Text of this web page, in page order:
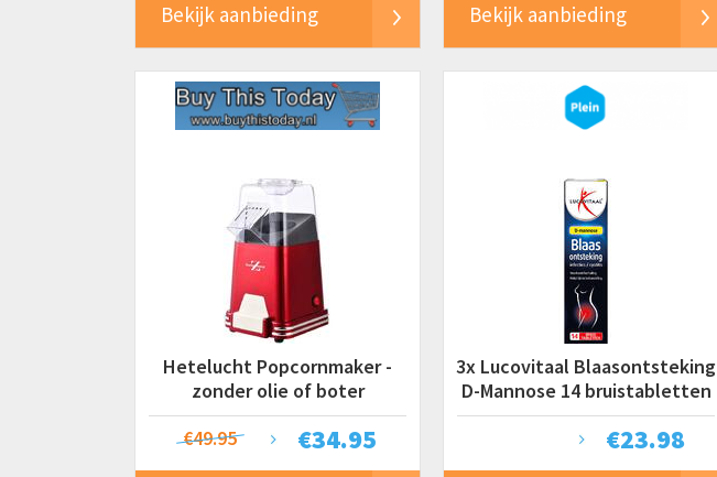
Bekijk aanbieding Bekijk aanbieding
Hetelucht Popcornmaker -
zonder olie of boter
€34.95
€49.95
3x Lucovitaal Blaasontsteking
D-Mannose 14 bruistabletten
€23.98